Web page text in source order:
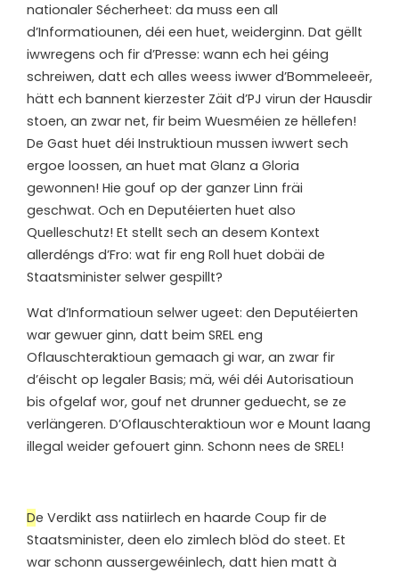
nationaler Sécherheet: da muss een all
d’Informatiounen, déi een huet, weiderginn. Dat gëllt
iwwregens och fir d’Presse: wann ech hei géing
schreiwen, datt ech alles weess iwwer d’Bommeleeër,
hätt ech bannent kierzester Zäit d’PJ virun der Hausdir
stoen, an zwar net, fir beim Wuesméien ze hëllefen!
De Gast huet déi Instruktioun mussen iwwert sech
ergoe loossen, an huet mat Glanz a Gloria
gewonnen! Hie gouf op der ganzer Linn fräi
geschwat. Och en Deputéierten huet also
Quelleschutz! Et stellt sech an desem Kontext
allerdéngs d’Fro: wat fir eng Roll huet dobäi de
Staatsminister selwer gespillt?
Wat d’Informatioun selwer ugeet: den Deputéierten
war gewuer ginn, datt beim SREL eng
Oflauschteraktioun gemaach gi war, an zwar fir
d’éischt op legaler Basis; mä, wéi déi Autorisatioun
bis ofgelaf wor, gouf net drunner geduecht, se ze
verlängeren. D’Oflauschteraktioun wor e Mount laang
illegal weider gefouert ginn. Schonn nees de SREL!
De Verdikt ass natiirlech en haarde Coup fir de
Staatsminister, deen elo zimlech blöd do steet. Et
war schonn aussergewéinlech, datt hien matt à